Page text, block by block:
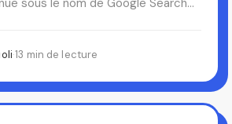
·13 min de lecture